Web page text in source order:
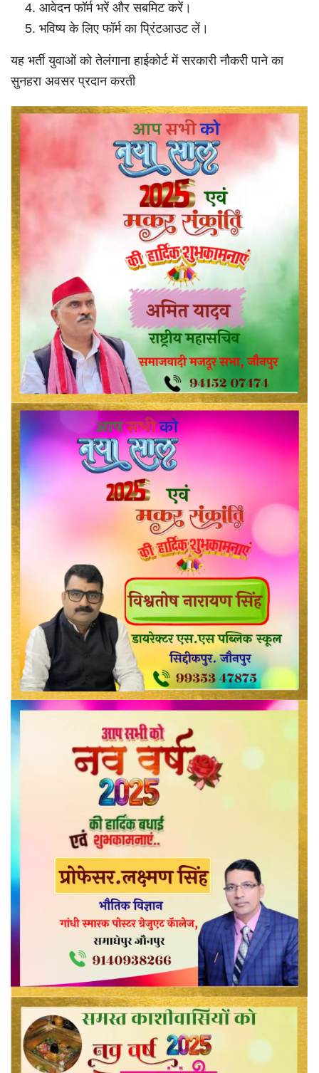
आवेदन फॉर्म भरें और सबमिट करें।
भविष्य के लिए फॉर्म का प्रिंटआउट लें।
यह भर्ती युवाओं को तेलंगाना हाईकोर्ट में सरकारी नौकरी पाने का
सुनहरा अवसर प्रदान करती